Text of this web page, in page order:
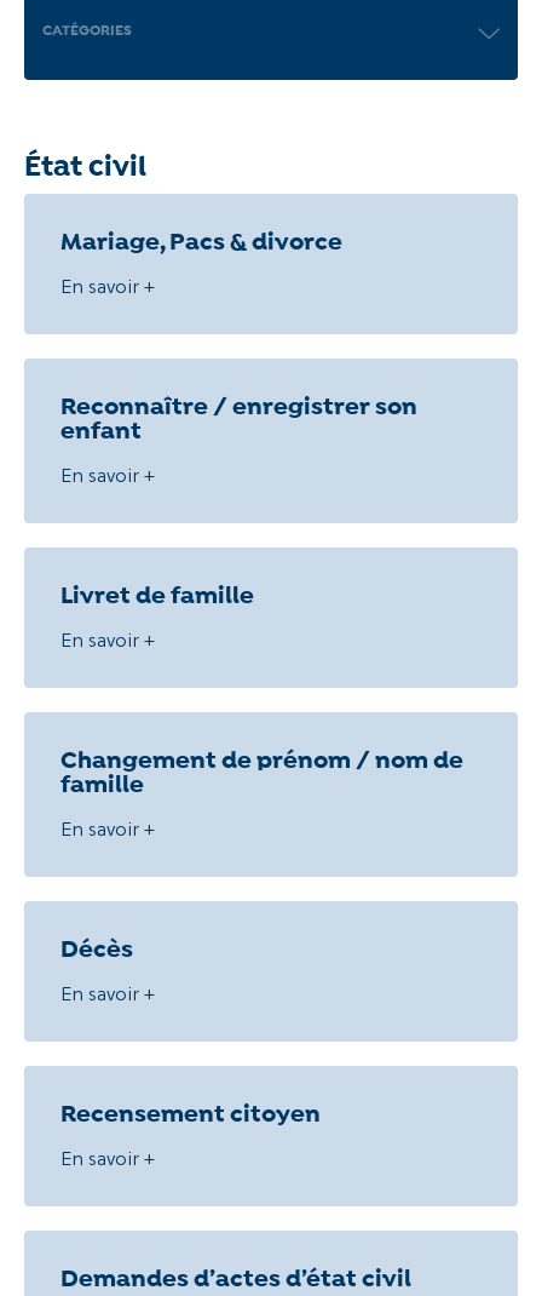
État civil
Mariage, Pacs & divorce
En savoir +
Reconnaître / enregistrer son
enfant
En savoir +
Livret de famille
En savoir +
Changement de prénom / nom de
famille
En savoir +
Décès
En savoir +
Recensement citoyen
En savoir +
Demandes d’actes d’état civil
CATÉGORIES